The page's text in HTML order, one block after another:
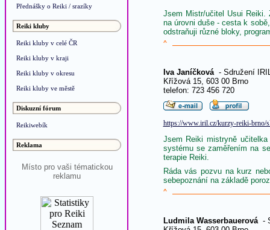
Přednášky o Reiki / srazíky
Reiki kluby
Reiki kluby v celé ČR
Reiki kluby v kraji
Reiki kluby v okresu
Reiki kluby ve městě
Diskuzní fórum
Reikiwebík
Reklama
Místo pro vaši tématickou
reklamu
Jsem Mistr/učitel Usui Reiki.
na úrovni duše - cesta k
odstraňuji různé bloky,
^
Iva Janíčková- Sdružení
Křížová 15, 603 00 Brno
telefon: 723 456 720
https://www.iril.cz/kurzy-reiki-brno/
Jsem Reiki mistryně
systému se zaměřením na
terapie Reiki.
Ráda vás pozvu na kurz
sebepoznání na základě
^
Ludmila Wasserbauerová-